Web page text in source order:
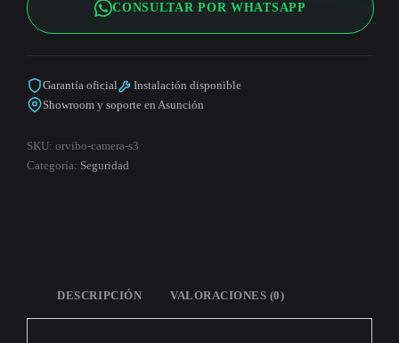
cantidad
CONSULTAR POR WHATSAPP
Garantía oficial
Instalación disponible
Showroom y soporte en Asunción
SKU:orvibo-camera-s3
Categoría: Seguridad
DESCRIPCIÓN VALORACIONES (0)